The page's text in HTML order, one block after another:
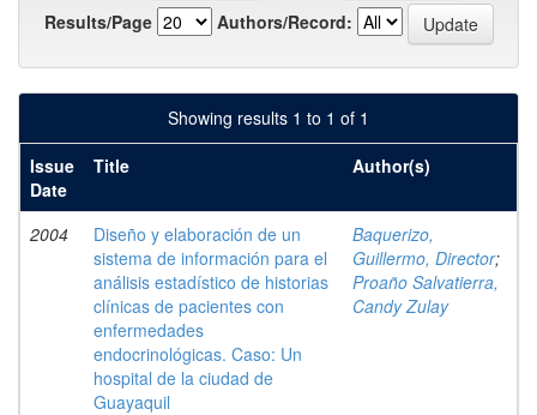
Results/Page
Authors/Record:
Showing results 1 to 1 of 1
Issue
Date
Title Author(s)
2004
Diseño y elaboración de un
sistema de información para el
análisis estadístico de historias
clínicas de pacientes con
enfermedades
endocrinológicas. Caso: Un
hospital de la ciudad de
Guayaquil
Baquerizo,
Guillermo, Director;
Proaño Salvatierra,
Candy Zulay